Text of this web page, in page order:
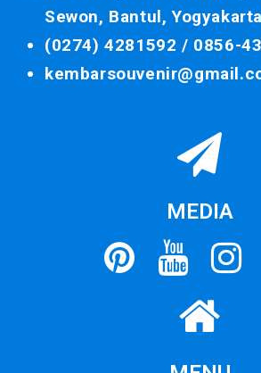
Sewon, Bantul,
(0274) 4281592 / 0856-
MEDIA